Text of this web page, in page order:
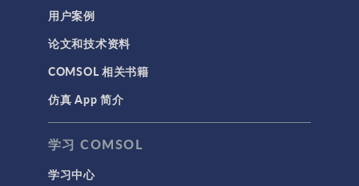
用户案例
论文和技术资料
COMSOL 相关书籍
仿真 App 简介
学习 COMSOL
学习中心